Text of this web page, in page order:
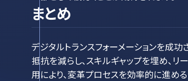
まとめ
デジタルトランスフォーメーションを成功
抵抗を減らし、スキルギャップを埋め、
用により、変革プロセスを効率的に進め